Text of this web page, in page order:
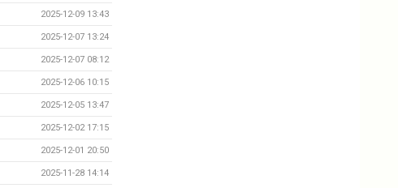
2025-12-09 13:43
2025-12-07 13:24
2025-12-07 08:12
2025-12-06 10:15
2025-12-05 13:47
2025-12-02 17:15
2025-12-01 20:50
2025-11-28 14:14